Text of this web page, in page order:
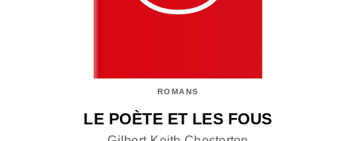
ROMANS
LE POÈTE ET LES FOUS